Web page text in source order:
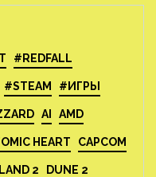
#REDFALL
#STEAM #ИГРЫ
AI AMD
HEART CAPCOM
2 DUNE 2